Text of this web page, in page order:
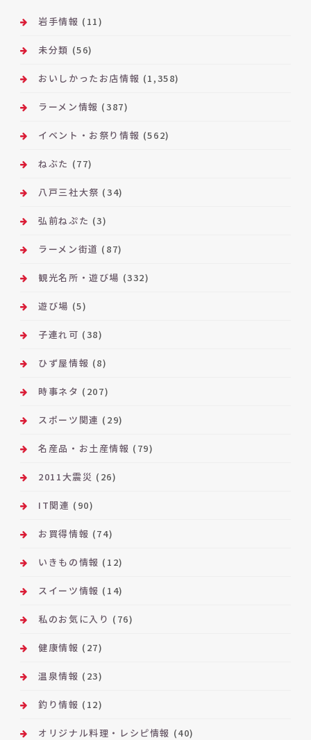
ブ
岩手情報 (11)
未分類 (56)
おいしかったお店情報 (1,358)
ラーメン情報 (387)
イベント・お祭り情報 (562)
ねぶた (77)
八戸三社大祭 (34)
弘前ねぷた (3)
ラーメン街道 (87)
観光名所・遊び場 (332)
遊び場 (5)
子連れ可 (38)
ひず屋情報 (8)
時事ネタ (207)
スポーツ関連 (29)
名産品・お土産情報 (79)
2011大震災 (26)
IT関連 (90)
お買得情報 (74)
いきもの情報 (12)
スイーツ情報 (14)
私のお気に入り (76)
健康情報 (27)
温泉情報 (23)
釣り情報 (12)
オリジナル料理・レシピ情報 (40)